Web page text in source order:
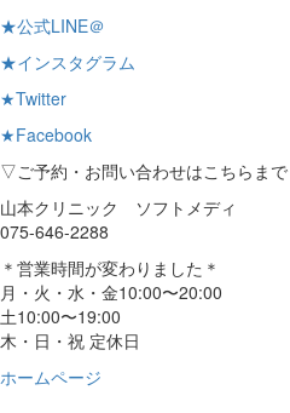
★公式LINE＠
★インスタグラム
★Twitter
★Facebook
▽ご予約・お問い合わせはこちらまで
山本クリニック ソフトメディ
075-646-2288
＊営業時間が変わりました＊
月・火・水・金10:00〜20:00
土10:00〜19:00
木・日・祝 定休日
ホームページ